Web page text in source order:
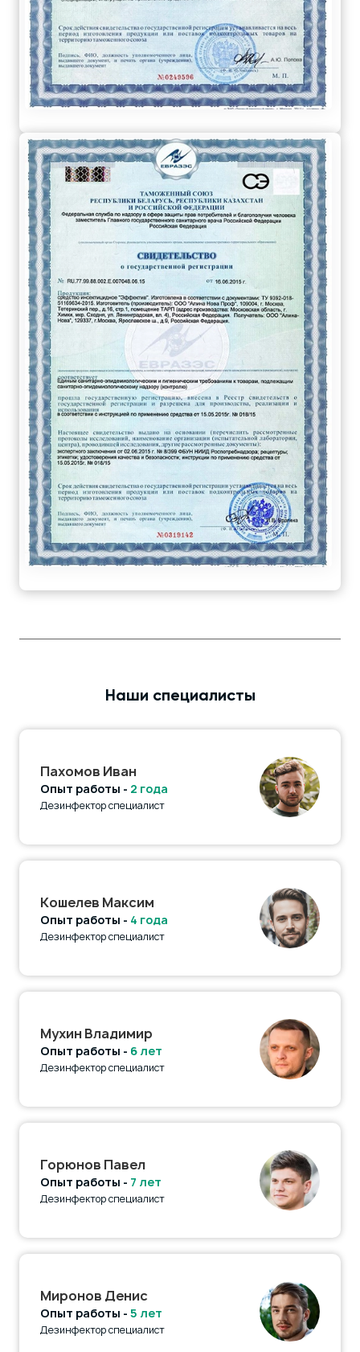
Наши специалисты
Пахомов Иван
Опыт работы - 2 года
Дезинфектор специалист
Кошелев Максим
Опыт работы - 4 года
Дезинфектор специалист
Мухин Владимир
Опыт работы - 6 лет
Дезинфектор специалист
Горюнов Павел
Опыт работы - 7 лет
Дезинфектор специалист
Миронов Денис
Опыт работы - 5 лет
Дезинфектор специалист